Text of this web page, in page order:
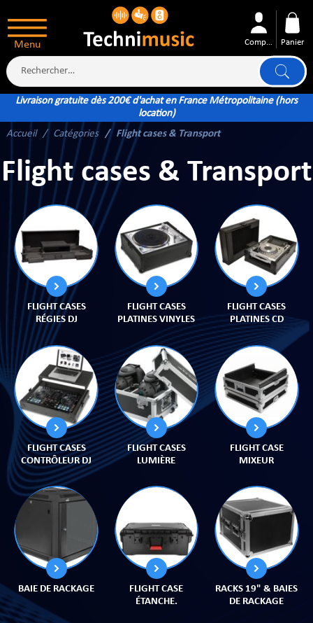
Menu Compte Panier
AUDIO
Livraison gratuite dès 200€ d'achat en France Métropolitaine (hors
location)
Accueil
Catégories Flight cases & Transport
Flight cases & Transport
FLIGHT CASES
RÉGIES DJ
FLIGHT CASES
PLATINES VINYLES
FLIGHT CASES
PLATINES CD
FLIGHT CASES
CONTRÔLEUR DJ
FLIGHT CASES
LUMIÈRE
FLIGHT CASE
MIXEUR
BAIE DE RACKAGE
FLIGHT CASE
ÉTANCHE.
RACKS 19" & BAIES
DE RACKAGE